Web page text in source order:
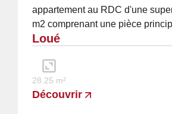
appartement au RDC d'une
m2 comprenant une pièce
cuisine - une salle d'eau - wc et
Loué
28.25 m²
Découvrir